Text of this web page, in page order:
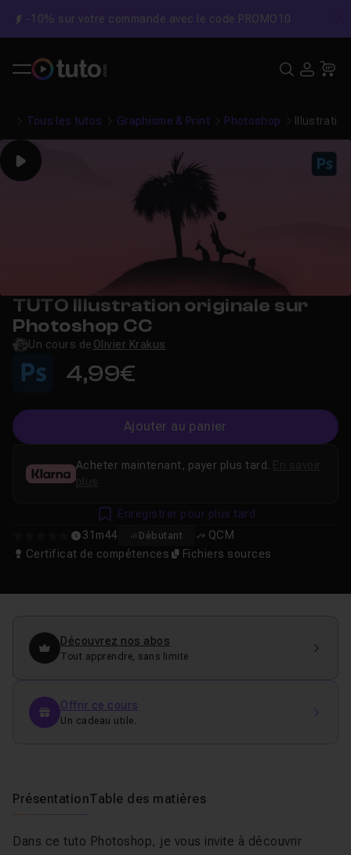
-10% sur votre commande avec le code PROMO10
Tous les tutos Graphisme & Print Photoshop
Play
TUTO Illustration originale sur
Photoshop CC
Un cours de Olivier Krakus
4,99€
Ajouter au panier
31m44 Débutant
QCM
Certificat de compétences
Fichiers sources
Acheter maintenant, payer plus tard.
plus
Enregistrer pour plus tard
Découvrez nos abos
Tout apprendre, sans limite
Offrir ce cours
Un cadeau utile.
PrésentationTable des matières
Dans ce tuto Photoshop, je vous invite à découvrir